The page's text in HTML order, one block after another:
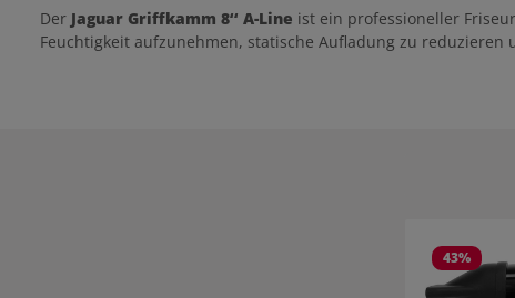
Der Jaguar Griffkamm 8‘‘ A-Line ist ein professioneller
Feuchtigkeit aufzunehmen, statische Aufladung zu
43%